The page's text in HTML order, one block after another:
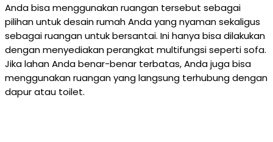
Anda bisa menggunakan ruangan tersebut sebagai
pilihan untuk desain rumah Anda yang nyaman sekaligus
sebagai ruangan untuk bersantai. Ini hanya bisa dilakukan
dengan menyediakan perangkat multifungsi seperti sofa.
Jika lahan Anda benar-benar terbatas, Anda juga bisa
menggunakan ruangan yang langsung terhubung dengan
dapur atau toilet.